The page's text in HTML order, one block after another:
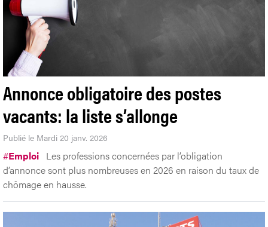
Annonce obligatoire des postes
vacants: la liste s’allonge
Publié le Mardi 20 janv. 2026
#Emploi Les professions concernées par l’obligation
d’annonce sont plus nombreuses en 2026 en raison du taux de
chômage en hausse.